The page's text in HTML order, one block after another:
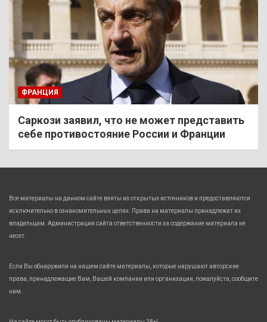
ФРАНЦИЯ
Саркози заявил, что не может представить
себе противостояние России и Франции
Все материалы на данном сайте взяты из открытых источников и предоставляются
исключительно в ознакомительных целях. Права на материалы принадлежат их
владельцам. Администрация сайта ответственности за содержание материала не
несет.
Если Вы обнаружили на нашем сайте материалы, которые нарушают авторские
права, принадлежащие Вам, Вашей компании или организации, пожалуйста, сообщите
нам.